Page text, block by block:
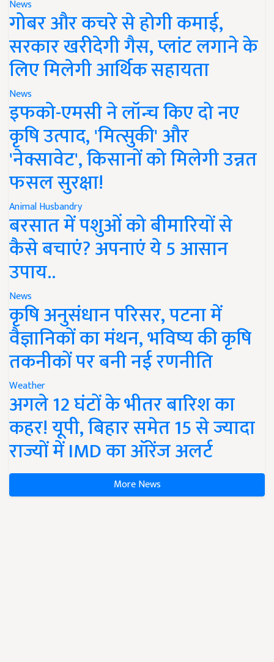
News
गोबर और कचरे से होगी कमाई,
सरकार खरीदेगी गैस, प्लांट लगाने के
लिए मिलेगी आर्थिक सहायता
News
इफको-एमसी ने लॉन्च किए दो नए
कृषि उत्पाद, 'मित्सुकी' और
'नेक्सावेट', किसानों को मिलेगी उन्नत
फसल सुरक्षा!
Animal Husbandry
बरसात में पशुओं को बीमारियों से
कैसे बचाएं? अपनाएं ये 5 आसान
उपाय..
News
कृषि अनुसंधान परिसर, पटना में
वैज्ञानिकों का मंथन, भविष्य की कृषि
तकनीकों पर बनी नई रणनीति
Weather
अगले 12 घंटों के भीतर बारिश का
कहर! यूपी, बिहार समेत 15 से ज्यादा
राज्यों में IMD का ऑरेंज अलर्ट
More News